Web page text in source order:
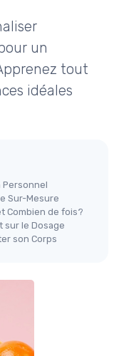
un
tout
idéales
Personnel
Sur-Mesure
Combien de fois?
sur le Dosage
son Corps